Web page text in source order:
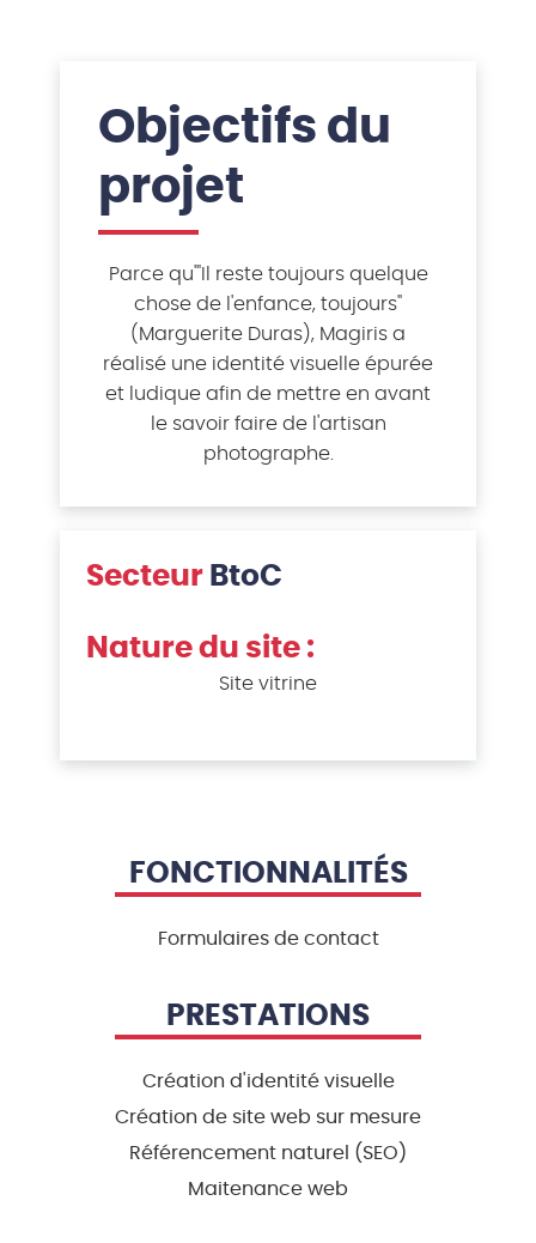
Objectifs du
projet
Parce qu'"Il reste toujours quelque
chose de l'enfance, toujours"
(Marguerite Duras), Magiris a
réalisé une identité visuelle épurée
et ludique afin de mettre en avant
le savoir faire de l'artisan
photographe.
SecteurBtoC
Nature du site :
Site vitrine
FONCTIONNALITÉS
Formulaires de contact
PRESTATIONS
Création d'identité visuelle
Création de site web sur mesure
Référencement naturel (SEO)
Maitenance web